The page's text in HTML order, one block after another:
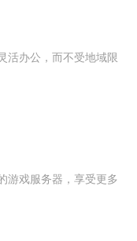
活办公，而不受地域限
游戏服务器，享受更多